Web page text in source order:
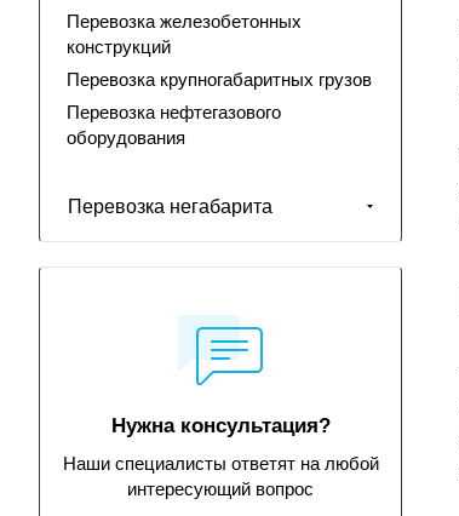
Перевозка железобетонных
конструкций
Перевозка крупногабаритных грузов
Перевозка нефтегазового
оборудования
Перевозка негабарита
Нужна консультация?
Наши специалисты ответят на любой
интересующий вопрос